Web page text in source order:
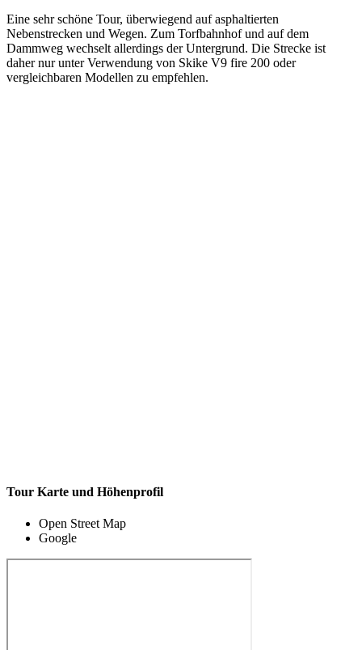
Eine sehr schöne Tour, überwiegend auf asphaltierten
Nebenstrecken und Wegen. Zum Torfbahnhof und auf dem
Dammweg wechselt allerdings der Untergrund. Die Strecke ist
daher nur unter Verwendung von Skike V9 fire 200 oder
vergleichbaren Modellen zu empfehlen.
Tour Karte und Höhenprofil
Open Street Map
Google